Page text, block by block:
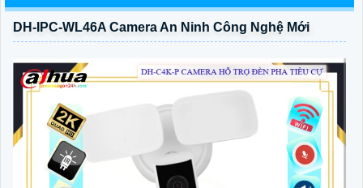
DH-IPC-WL46A Camera An Ninh Công Nghệ Mới